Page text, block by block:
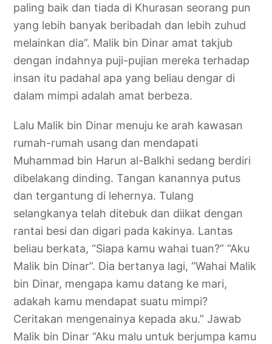
paling baik dan tiada di Khurasan seorang pun
yang lebih banyak beribadah dan lebih zuhud
melainkan dia”. Malik bin Dinar amat takjub
dengan indahnya puji-pujian mereka terhadap
insan itu padahal apa yang beliau dengar di
dalam mimpi adalah amat berbeza.
Lalu Malik bin Dinar menuju ke arah kawasan
rumah-rumah usang dan mendapati
Muhammad bin Harun al-Balkhi sedang berdiri
dibelakang dinding. Tangan kanannya putus
dan tergantung di lehernya. Tulang
selangkanya telah ditebuk dan diikat dengan
rantai besi dan digari pada kakinya. Lantas
beliau berkata, “Siapa kamu wahai tuan?” “Aku
Malik bin Dinar”. Dia bertanya lagi, “Wahai Malik
bin Dinar, mengapa kamu datang ke mari,
adakah kamu mendapat suatu mimpi?
Ceritakan mengenainya kepada aku.” Jawab
Malik bin Dinar “Aku malu untuk berjumpa kamu